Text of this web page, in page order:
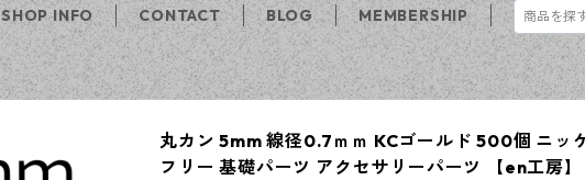
SHOP INFO CONTACT BLOG MEMBERSHIP
丸カン 5mm 線径0.7ｍｍ KCゴールド 500個 ニッ
フリー 基礎パーツ アクセサリーパーツ 【en工房】